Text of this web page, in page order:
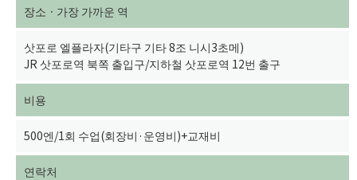
장소ㆍ가장 가까운 역
삿포로 엘플라자(기타구 기타 8조 니시3초메)
JR 삿포로역 북쪽 출입구/지하철 삿포로역 12번 출구
비용
500엔/1회 수업(회장비·운영비)+교재비
연락처